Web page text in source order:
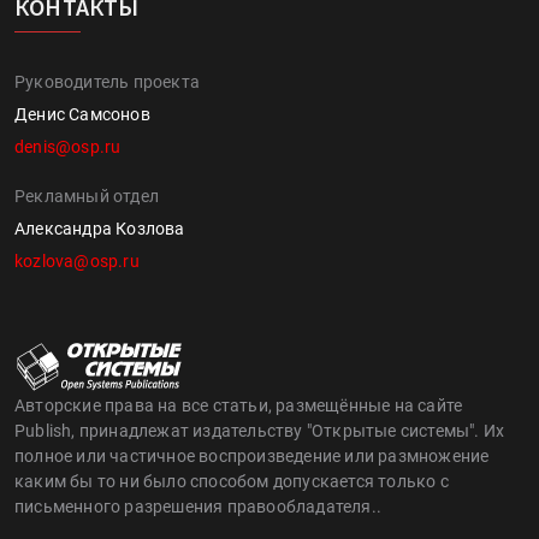
КОНТАКТЫ
Руководитель проекта
Денис Самсонов
denis@osp.ru
Рекламный отдел
Александра Козлова
kozlova@osp.ru
Авторские права на все статьи, размещённые на сайте
Publish, принадлежат издательству "Открытые системы". Их
полное или частичное воспроизведение или размножение
каким бы то ни было способом допускается только с
письменного разрешения правообладателя..